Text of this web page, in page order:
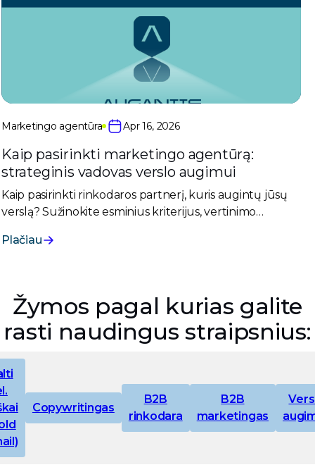
Marketingo agentūra Apr 16, 2026
Kaip pasirinkti marketingo agentūrą:
strateginis vadovas verslo augimui
Kaip pasirinkti rinkodaros partnerį, kuris augintų jūsų
verslą? Sužinokite esminius kriterijus, vertinimo
Plačiau
Žymos pagal kurias galite
rasti naudingus straipsnius:
Copywritingas
B2B
rinkodara
B2B
marketingas